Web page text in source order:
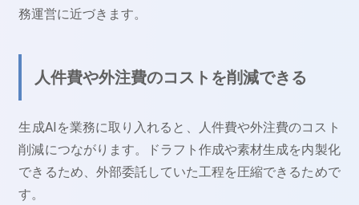
務運営に近づきます。
人件費や外注費のコストを削減できる
生成AIを業務に取り入れると、人件費や外注費のコスト
削減につながります。ドラフト作成や素材生成を内製化
できるため、外部委託していた工程を圧縮できるためで
す。